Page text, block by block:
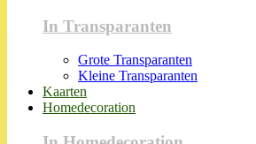
In Transparanten
Grote Transparanten
Kleine Transparanten
Kaarten
Homedecoration